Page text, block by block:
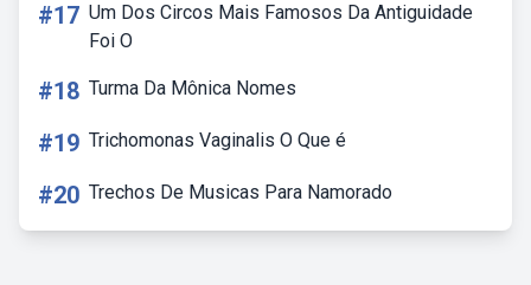
#17 Um Dos Circos Mais Famosos Da Antiguidade
Foi O
#18 Turma Da Mônica Nomes
#19 Trichomonas Vaginalis O Que é
#20 Trechos De Musicas Para Namorado